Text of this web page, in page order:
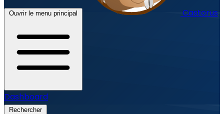
Ouvrir le menu principal Castorus
Dashboard
Rechercher